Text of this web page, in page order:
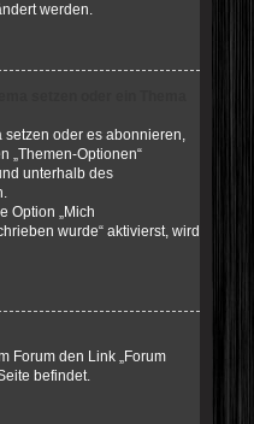
werden.
setzen oder es abonnieren,
„Themen-Optionen“
unterhalb des
Option „Mich
wurde“ aktivierst, wird
Forum den Link „Forum
befindet.